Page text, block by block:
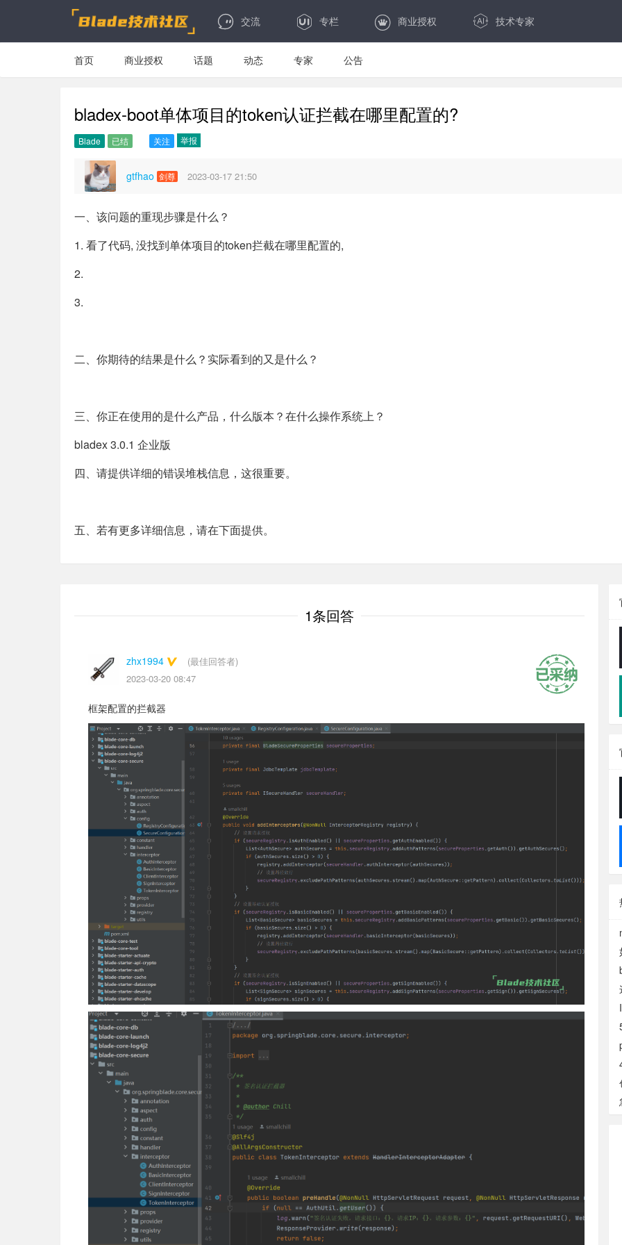
交流 专栏 商业授权 技术专家
首页 商业授权 话题 动态 专家 公告
bladex-boot单体项目的token认证拦截在哪里配置的?
Blade 已结 关注 举报
gtfhao 剑尊 2023-03-17 21:50
一、该问题的重现步骤是什么？
1. 看了代码, 没找到单体项目的token拦截在哪里配置的,
2.
3.
二、你期待的结果是什么？实际看到的又是什么？
三、你正在使用的是什么产品，什么版本？在什么操作系统上？
bladex 3.0.1 企业版
四、请提供详细的错误堆栈信息，这很重要。
五、若有更多详细信息，请在下面提供。
1条回答
zhx1994
(最佳回答者)
2023-03-20 08:47
框架配置的拦截器